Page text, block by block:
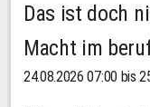
Das ist doch
Macht im
24.08.2026 07:00 bis